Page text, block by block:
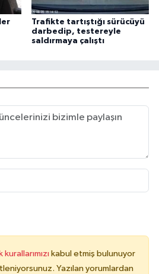
Trafikte tartıştığı sürücüyü
darbedip, testereyle
saldırmaya çalıştı
kabul etmiş bulunuyor
Yazılan yorumlardan